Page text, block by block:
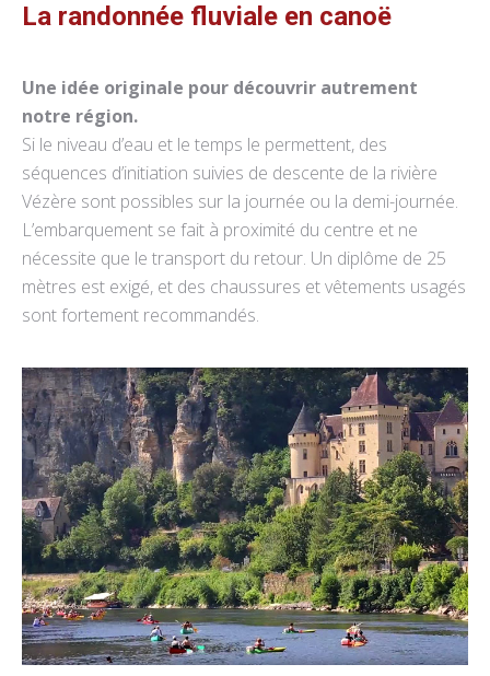
La randonnée fluviale en canoë
Une idée originale pour découvrir autrement
notre région.
Si le niveau d’eau et le temps le permettent, des
séquences d’initiation suivies de descente de la rivière
Vézère sont possibles sur la journée ou la demi-journée.
L’embarquement se fait à proximité du centre et ne
nécessite que le transport du retour. Un diplôme de 25
mètres est exigé, et des chaussures et vêtements usagés
sont fortement recommandés.